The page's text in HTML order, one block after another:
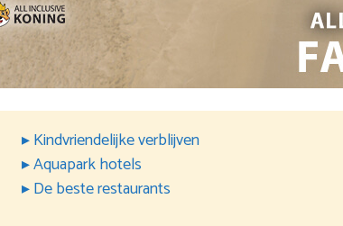
▸ Kindvriendelijke verblijven
▸ Aquapark hotels
▸ De beste restaurants